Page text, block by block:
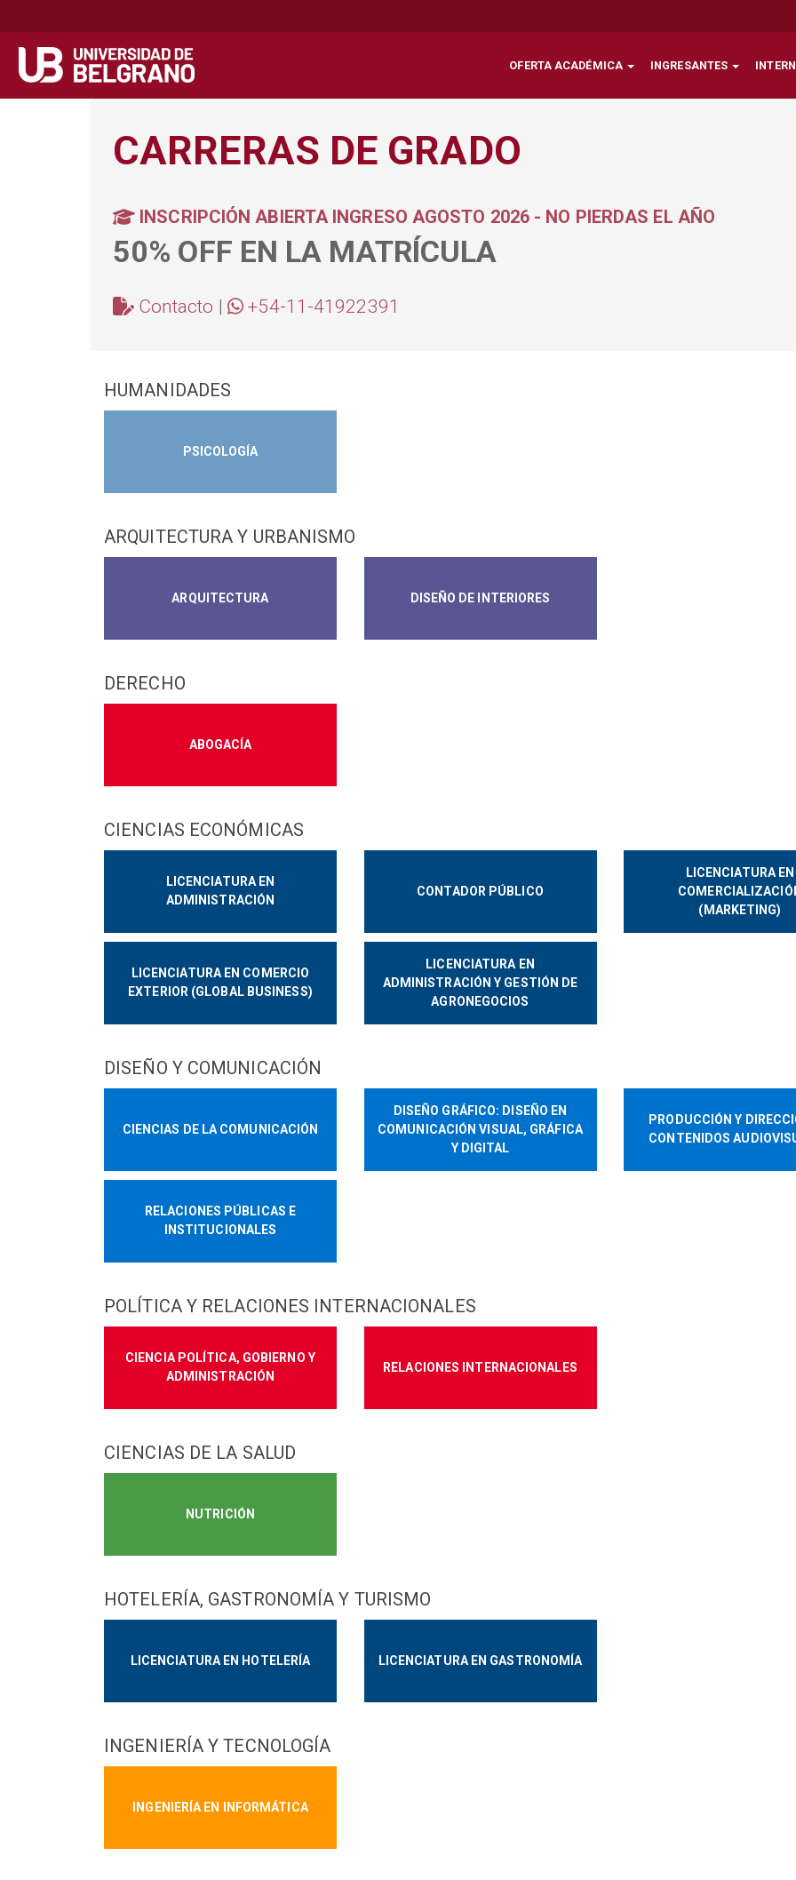
Secondary
navigation
Navegación principal OFERTA ACADÉMICA INGRESANTES
CARRERAS DE GRADO
INSCRIPCIÓN ABIERTA INGRESO AGOSTO 2026 - NO PIERDAS EL AÑO
50% OFF EN LA MATRÍCULA
Contacto | +54-11-41922391
HUMANIDADES
PSICOLOGÍA
ARQUITECTURA Y URBANISMO
ARQUITECTURA DISEÑO DE INTERIORES
DERECHO
ABOGACÍA
CIENCIAS ECONÓMICAS
LICENCIATURA EN
ADMINISTRACIÓN
CONTADOR PÚBLICO
LICENCIATURA EN
(MARKETING)
LICENCIATURA EN COMERCIO
EXTERIOR (GLOBAL BUSINESS)
LICENCIATURA EN
ADMINISTRACIÓN Y GESTIÓN DE
AGRONEGOCIOS
DISEÑO Y COMUNICACIÓN
CIENCIAS DE LA COMUNICACIÓN
DISEÑO GRÁFICO: DISEÑO EN
COMUNICACIÓN VISUAL, GRÁFICA
Y DIGITAL
PRODUCCIÓN Y
CONTENIDOS
RELACIONES PÚBLICAS E
INSTITUCIONALES
POLÍTICA Y RELACIONES INTERNACIONALES
CIENCIA POLÍTICA, GOBIERNO Y
ADMINISTRACIÓN
RELACIONES INTERNACIONALES
CIENCIAS DE LA SALUD
NUTRICIÓN
HOTELERÍA, GASTRONOMÍA Y TURISMO
LICENCIATURA EN HOTELERÍA LICENCIATURA EN GASTRONOMÍA
INGENIERÍA Y TECNOLOGÍA
INGENIERÍA EN INFORMÁTICA